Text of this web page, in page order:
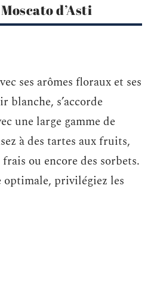
d’Asti
ses arômes floraux et ses
blanche, s’accorde
une large gamme de
à des tartes aux fruits,
ou encore des sorbets.
optimale, privilégiez les